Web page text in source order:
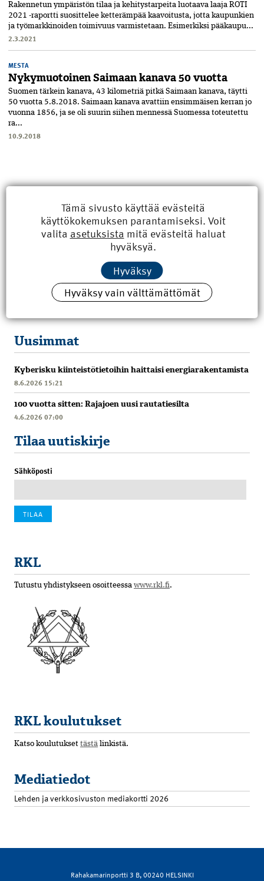
Rakennetun ympäristön tilaa ja kehitystarpeita luotaava laaja ROTI
2021 -raportti suosittelee ketterämpää kaavoitusta, jotta kaupunkien
ja työmarkkinoiden toimivuus varmis­tetaan. Esimerkiksi pääkaupu...
2.3.2021
MESTA
Nykymuotoinen Saimaan kanava 50 vuotta
Suomen tärkein kanava, 43 kilometriä pitkä Saimaan kanava, täytti
50 vuotta 5.8.2018. Saimaan kanava avattiin ensimmäisen kerran jo
vuonna 1856, ja se oli suurin siihen mennessä Suomessa toteutettu
ra...
10.9.2018
Uusimmat
Kyberisku kiinteistötietoihin haittaisi energiarakentamista
8.6.2026 15:21
100 vuotta sitten: Rajajoen uusi rautatiesilta
4.6.2026 07:00
Tilaa uutiskirje
Sähköposti
RKL
Tutustu yhdistykseen osoitteessa www.rkl.fi.
RKL koulutukset
Katso koulutukset tästä linkistä.
Mediatiedot
Lehden ja verkkosivuston mediakortti 2026
Rahakamarinportti 3 B, 00240 HELSINKI
Tämä sivusto käyttää evästeitä
käyttökokemuksen parantamiseksi. Voit
valita asetuksista mitä evästeitä haluat
hyväksyä.
Hyväksy
Hyväksy vain välttämättömät